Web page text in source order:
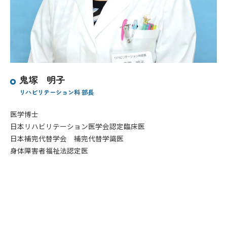
鬼塚 明子
リハビリテーション科 部長
医学博士
日本リハビリテーション医学会認定臨床医
日本補完代替学会 補完代替学識医
身体障害者福祉法認定医